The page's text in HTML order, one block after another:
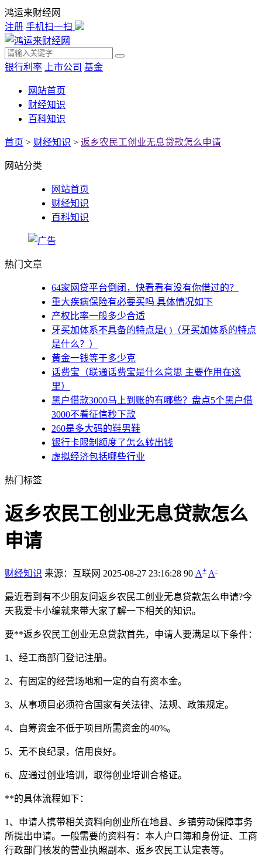
鸿运来财经网
注册 手机扫一扫
银行利率 上市公司 基金
网站首页
财经知识
百科知识
首页 > 财经知识 > 返乡农民工创业无息贷款怎么申请
网站分类
网站首页
财经知识
百科知识
热门文章
64家网贷平台倒闭，快看看有没有你借过的？
重大疾病保险有必要买吗 具体情况如下
产权比率一般多少合适
牙买加体系不具备的特点是( )（牙买加体系的特点
是什么？）
黄金一钱等于多少克
话费宝（联通话费宝是什么意思 主要作用在这
里）
黑户借款3000马上到账的有哪些？盘点5个黑户借
3000不看征信秒下款
260是多大码的鞋男鞋
银行卡限制额度了怎么转出钱
虚拟经济包括哪些行业
热门标签
返乡农民工创业无息贷款怎么
申请
财经知识 来源：互联网 2025-08-27 23:16:28 90 A+ A-
最近看到有不少朋友问返乡农民工创业无息贷款怎么申请?今
天我爱卡小编就来带大家了解一下相关的知识。
要**返乡农民工创业无息贷款首先，申请人要满足以下条件：
1、经工商部门登记注册。
2、有固定的经营场地和一定的自有资本金。
3、从事项目必须符合国家有关法律、法规、政策规定。
4、自筹资金不低于项目所需资金的40%。
5、无不良纪录，信用良好。
6、应通过创业培训，取得创业培训合格证。
**的具体流程如下：
1、申请人携带相关资料向创业所在地县、乡镇劳动保障事务
所提出申请。一般需要的资料有：本人户口簿和身份证、工商
行政部门核发的营业执照副本、返乡农民工认定表等。